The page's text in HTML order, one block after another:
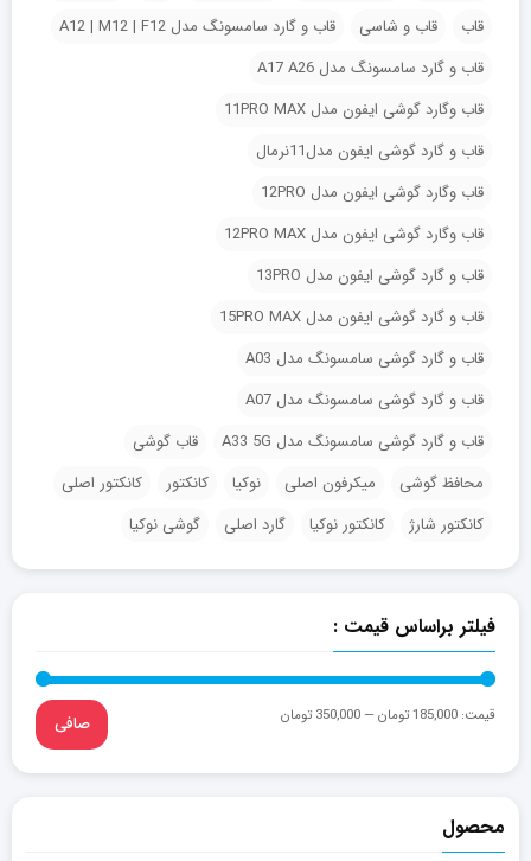
قاب
قاب و شاسی
قاب و گارد سامسونگ مدل A12 | M12 | F12
قاب و گارد سامسونگ مدل A17 A26
قاب وگارد گوشی ایفون مدل 11PRO MAX
قاب و گارد گوشی ایفون مدل11نرمال
قاب وگارد گوشی ایفون مدل 12PRO
قاب وگارد گوشی ایفون مدل 12PRO MAX
قاب و گارد گوشی ایفون مدل 13PRO
قاب و گارد گوشی ایفون مدل 15PRO MAX
قاب و گارد گوشی سامسونگ مدل A03
قاب و گارد گوشی سامسونگ مدل A07
قاب و گارد گوشی سامسونگ مدل A33 5G
قاب گوشی
محافظ گوشی
میکرفون اصلی نوکیا کانکتور
کانکتور اصلی
کانکتور شارژ
کانکتور نوکیا گارد اصلی گوشی نوکیا
فیلتر براساس قیمت :
صافی قيمت: 185,000 تومان —350,000 تومان
محصول